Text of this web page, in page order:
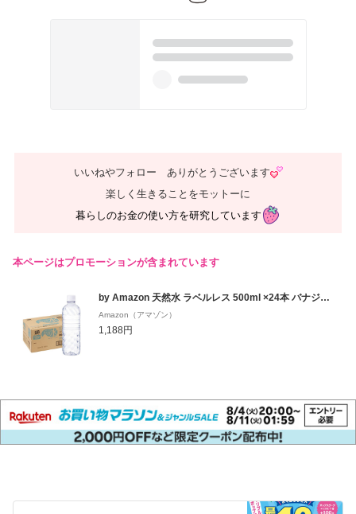
いいねやフォロー ありがとうございます
楽しく生きることをモットーに
暮らしのお金の使い方を研究しています
本ページはプロモーションが含まれています
by Amazon 天然水 ラベルレス 500ml ×24本 バナジウム含有 富士山の天然水 ミネラルウォーター (Smart Basic)
Amazon（アマゾン）
1,188円